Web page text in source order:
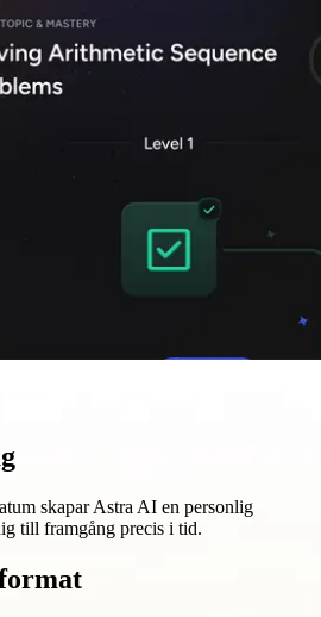
skapar Astra AI en personlig
till framgång precis i tid.